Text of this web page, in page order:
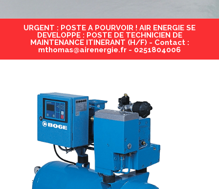
pour les
environnements
les plus exigeants
URGENT : POSTE A POURVOIR ! AIR ENERGIE SE
DEVELOPPE : POSTE DE TECHNICIEN DE
MAINTENANCE ITINERANT (H/F) - Contact :
mthomas@airenergie.fr - 0251804006